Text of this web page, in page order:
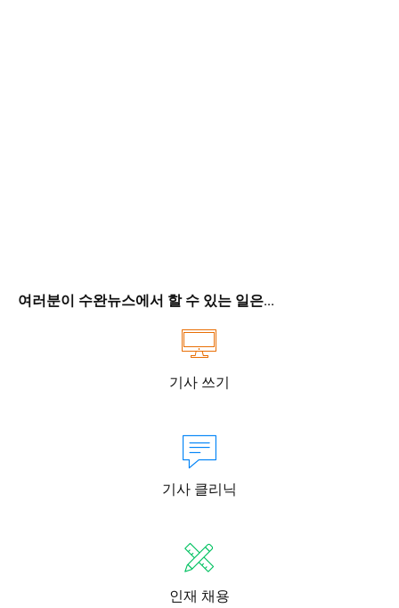
여러분이 수완뉴스에서 할 수 있는 일은...
기사 쓰기
기사 클리닉
인재 채용